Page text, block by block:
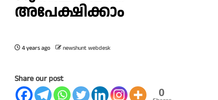
അപേക്ഷിക്കാം
4 years ago newshunt webdesk
Share our post
0